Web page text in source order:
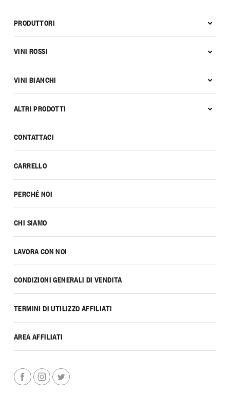
CONTATTACI
CARRELLO
PERCHÉ NOI
CHI SIAMO
LAVORA CON NOI
CONDIZIONI GENERALI DI VENDITA
TERMINI DI UTILIZZO AFFILIATI
AREA AFFILIATI
PRODUTTORI
VINI ROSSI
VINI BIANCHI
ALTRI PRODOTTI